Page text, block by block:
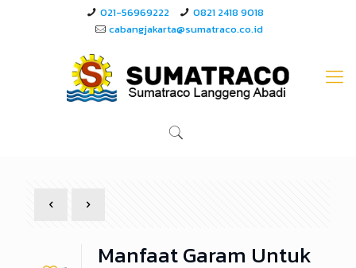
021-56969222
0821 2418 9018
cabangjakarta@sumatraco.co.id
Manfaat Garam Untuk